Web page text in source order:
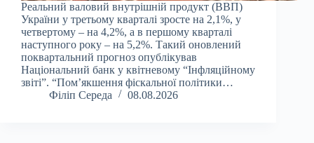
Реальний валовий внутрішній продукт (ВВП)
України у третьому кварталі зросте на 2,1%, у
четвертому – на 4,2%, а в першому кварталі
наступного року – на 5,2%. Такий оновлений
поквартальний прогноз опублікував
Національний банк у квітневому “Інфляційному
звіті”. “Пом’якшення фіскальної політики…
Філіп Середа
08.08.2026